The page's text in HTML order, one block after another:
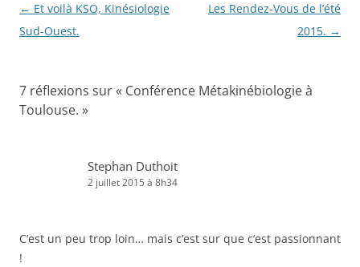
Navigation
des
← Et voilà KSO, Kinésiologie
Sud-Ouest.
Les Rendez-Vous de l’été
2015. →
7 réflexions sur « Conférence Métakinébiologie à
Toulouse. »
Stephan Duthoit
2 juillet 2015 à 8h34
C’est un peu trop loin… mais c’est sur que c’est passionnant
!